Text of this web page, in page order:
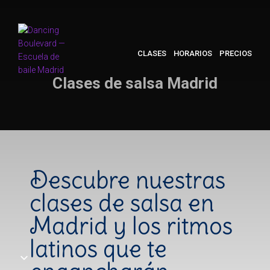
CLASES HORARIOS PRECIOS
Clases de salsa Madrid
Descubre nuestras
clases de salsa en
Madrid y los ritmos
latinos que te